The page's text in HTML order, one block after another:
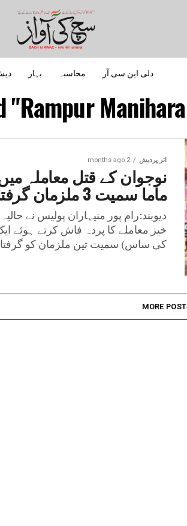
دلی این سی آر محاسبہ بہار
اتر پردیش 2 months ago
نوجوان کے قتل معاملہ
ماما سمیت 3 ملزمان گرفتار
دیوبند:رام پور منیہاران پولیس نے
خیز معاملے کا پردہ فاش کرتے ہوئے
کی ساس) سمیت تین ملزمان کو
MORE